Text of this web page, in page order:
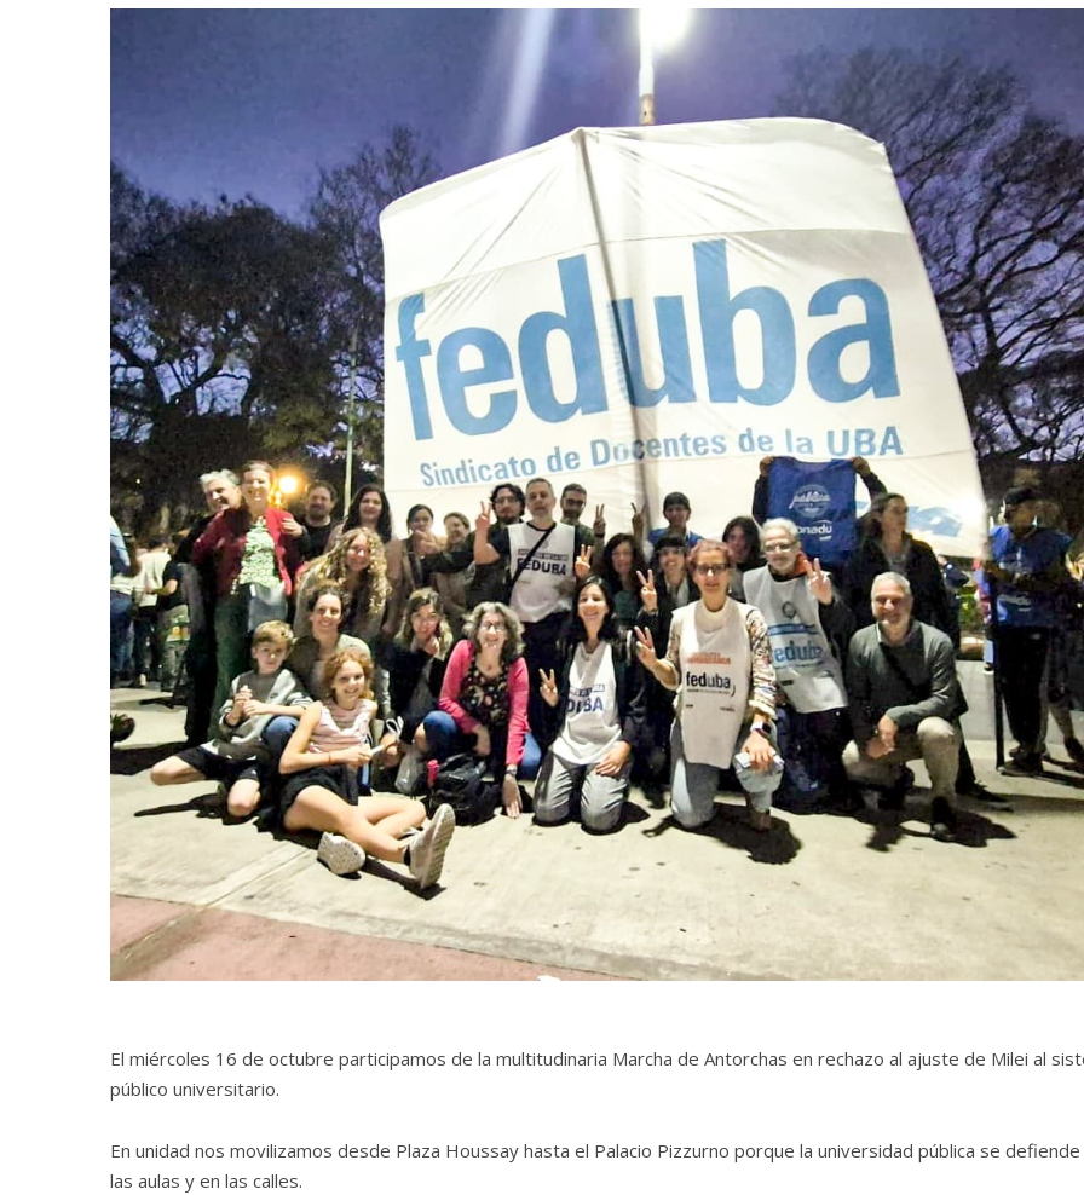
El miércoles 16 de octubre participamos de la multitudinaria Marcha de Antorchas en rechazo al ajuste de Milei al
público universitario.
En unidad nos movilizamos desde Plaza Houssay hasta el Palacio Pizzurno porque la universidad pública se
las aulas y en las calles.